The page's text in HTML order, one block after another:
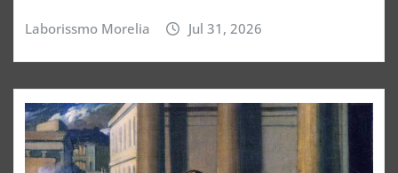
Laborissmo Morelia Jul 31, 2026